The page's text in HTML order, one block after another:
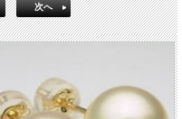
次へ